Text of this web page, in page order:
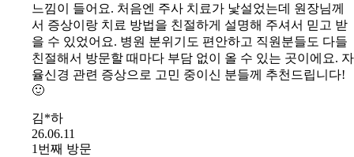
느낌이 들어요. 처음엔 주사 치료가 낯설었는데 원장님께
서 증상이랑 치료 방법을 친절하게 설명해 주셔서 믿고 받
을 수 있었어요. 병원 분위기도 편안하고 직원분들도 다들
친절해서 방문할 때마다 부담 없이 올 수 있는 곳이에요. 자
율신경 관련 증상으로 고민 중이신 분들께 추천드립니다!
🙂
김*하
26.06.11
1번째 방문